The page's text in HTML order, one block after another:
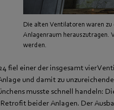
Die alten Ventilatoren waren
Anlagenraum herauszutragen.
werden.
fiel einer der insgesamt vier
und damit zu
musste schnell handeln:
Retrofit beider Anlagen. Der